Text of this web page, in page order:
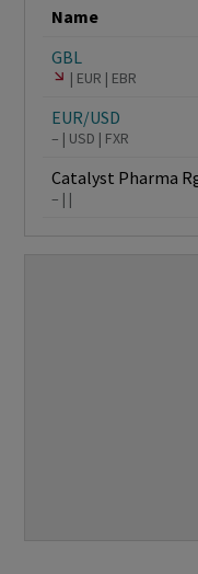
Name
GBL
EUR EBR
EUR/USD
– USD FXR
Catalyst Pharma
–